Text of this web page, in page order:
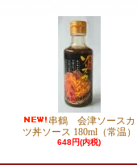
串鶴 会津ソースカ
ツ丼ソース 180ml（常温）
648円(内税)